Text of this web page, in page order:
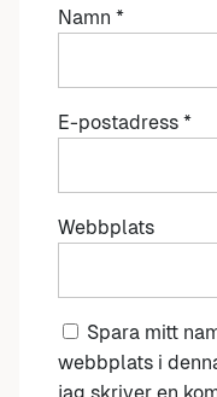
Namn *
E-postadress *
Webbplats
Spara mitt
webbplats i
jag skriver en